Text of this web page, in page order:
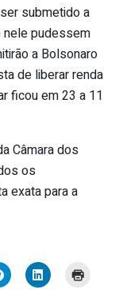
submetido a
nele pudessem
a Bolsonaro
de liberar renda
ficou em 23 a 11
Câmara dos
os
exata para a